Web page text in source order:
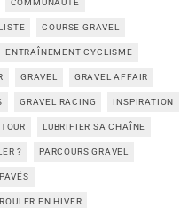
COMMUNAUTÉ
COURSE GRAVEL
ENTRAÎNEMENT CYCLISME
GRAVEL GRAVEL AFFAIR
GRAVEL RACING INSPIRATION
LUBRIFIER SA CHAÎNE
? PARCOURS GRAVEL
PAVÉS
ROULER EN HIVER